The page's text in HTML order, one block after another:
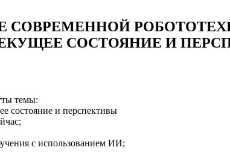
СОВРЕМЕННОЙ
СОСТОЯНИЕ И
темы:
состояние и перспективы
с использованием ИИ;